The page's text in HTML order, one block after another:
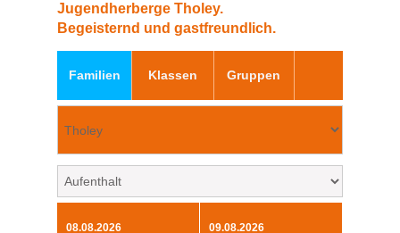
Jugendherberge Tholey.
Begeisternd und gastfreundlich.
Familien Klassen Gruppen